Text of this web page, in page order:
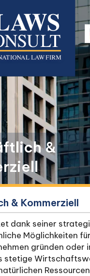
&
& Kommerziell
dank seiner
Möglichkeiten
gründen oder
stetige